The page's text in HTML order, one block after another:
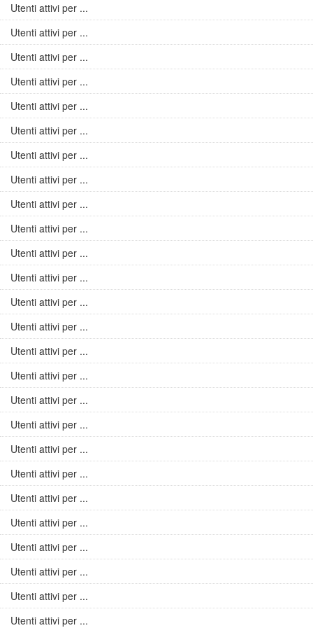
Utenti attivi per ...
Utenti attivi per ...
Utenti attivi per ...
Utenti attivi per ...
Utenti attivi per ...
Utenti attivi per ...
Utenti attivi per ...
Utenti attivi per ...
Utenti attivi per ...
Utenti attivi per ...
Utenti attivi per ...
Utenti attivi per ...
Utenti attivi per ...
Utenti attivi per ...
Utenti attivi per ...
Utenti attivi per ...
Utenti attivi per ...
Utenti attivi per ...
Utenti attivi per ...
Utenti attivi per ...
Utenti attivi per ...
Utenti attivi per ...
Utenti attivi per ...
Utenti attivi per ...
Utenti attivi per ...
Utenti attivi per ...